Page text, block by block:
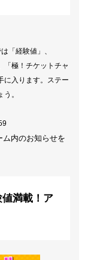
「経験値」、
「極！チケットチャ
に入ります。ステー
。
内のお知らせを
満載！ア